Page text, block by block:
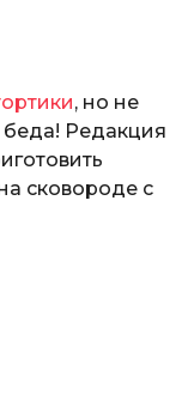
, но не
Редакция
сковороде с